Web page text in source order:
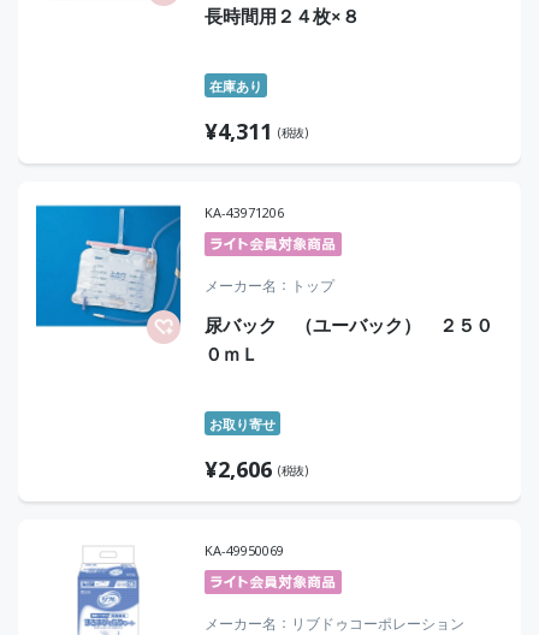
長時間用２４枚×８
在庫あり
¥4,311 (税抜)
KA-43971206
メーカー名 トップ
尿バック （ユーバック） ２５０
０ｍＬ
お取り寄せ
¥2,606 (税抜)
KA-49950069
メーカー名 リブドゥコーポレーション